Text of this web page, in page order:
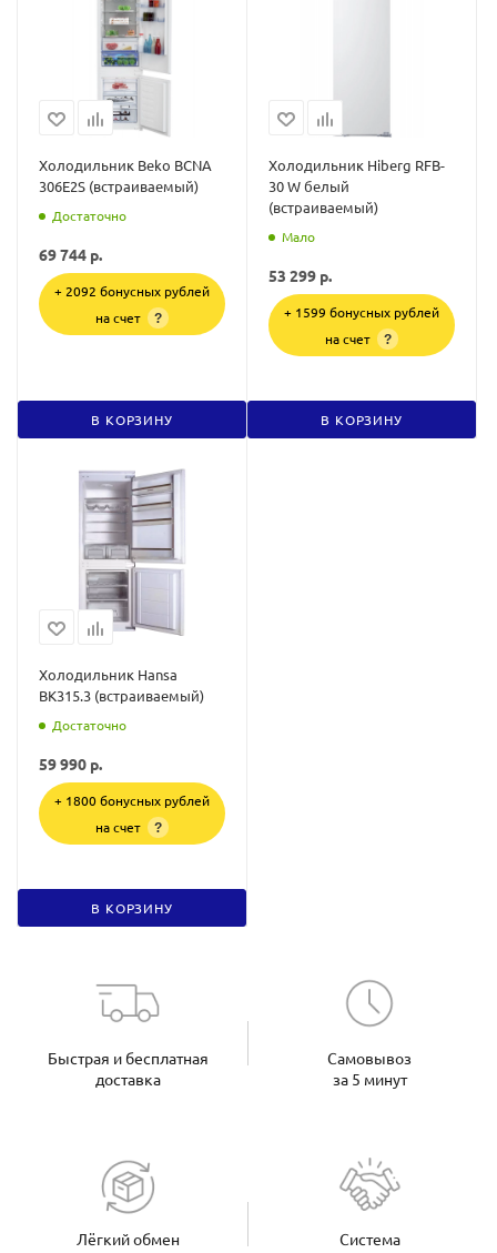
Холодильник Beko BCNA
306E2S (встраиваемый)
Достаточно
69 744 р.
+ 2092 бонусных рублей
на счет
?
В КОРЗИНУ
Холодильник Hiberg RFB-
30 W белый
(встраиваемый)
Мало
53 299 р.
+ 1599 бонусных рублей
на счет
?
В КОРЗИНУ
Холодильник Hansa
BK315.3 (встраиваемый)
Достаточно
59 990 р.
+ 1800 бонусных рублей
на счет
?
В КОРЗИНУ
Быстрая и бесплатная
доставка
Самовывоз
за 5 минут
Лёгкий обмен
Система